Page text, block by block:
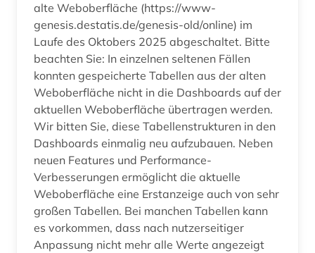
alte Weboberfläche (https://www-
genesis.destatis.de/genesis-old/online) im
Laufe des Oktobers 2025 abgeschaltet. Bitte
beachten Sie: In einzelnen seltenen Fällen
konnten gespeicherte Tabellen aus der alten
Weboberfläche nicht in die Dashboards auf der
aktuellen Weboberfläche übertragen werden.
Wir bitten Sie, diese Tabellenstrukturen in den
Dashboards einmalig neu aufzubauen. Neben
neuen Features und Performance-
Verbesserungen ermöglicht die aktuelle
Weboberfläche eine Erstanzeige auch von sehr
großen Tabellen. Bei manchen Tabellen kann
es vorkommen, dass nach nutzerseitiger
Anpassung nicht mehr alle Werte angezeigt